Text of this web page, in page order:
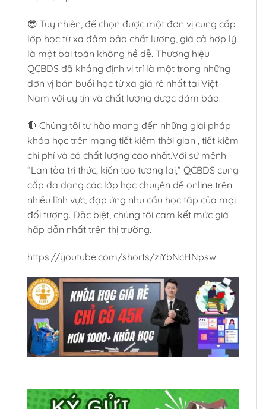
😎 Tuy nhiên, để chọn được một đơn vị cung cấp
lớp học từ xa đảm bảo chất lượng, giá cả hợp lý
là một bài toán không hề dễ. Thương hiệu
QCBDS đã khẳng định vị trí là một trong những
đơn vị bán buổi học từ xa giá rẻ nhất tại Việt
Nam với uy tín và chất lượng được đảm bảo.
🛑 Chúng tôi tự hào mang đến những giải pháp
khóa học trên mạng tiết kiệm thời gian , tiết kiệm
chi phí và có chất lượng cao nhất.Với sứ mệnh
“Lan tỏa tri thức, kiến tạo tương lai,” QCBDS cung
cấp đa dạng các lớp học chuyên đề online trên
nhiều lĩnh vực, đạp ứng nhu cầu học tập của mọi
đối tượng. Đặc biệt, chúng tôi cam kết mức giá
hấp dẫn nhất trên thị trường.
https://youtube.com/shorts/ziYbNcHNpsw